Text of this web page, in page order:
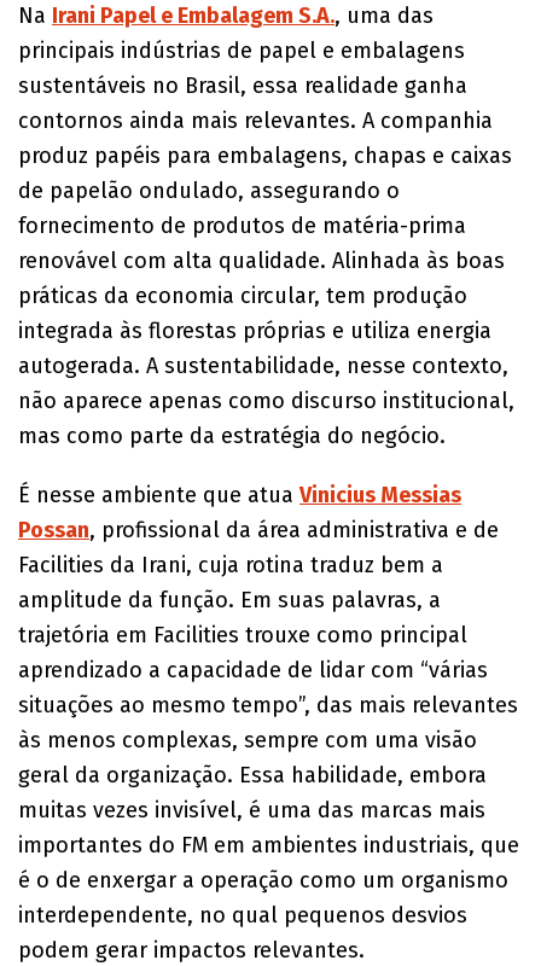
Na Irani Papel e Embalagem S.A., uma das
principais indústrias de papel e embalagens
sustentáveis no Brasil, essa realidade ganha
contornos ainda mais relevantes. A companhia
produz papéis para embalagens, chapas e caixas
de papelão ondulado, assegurando o
fornecimento de produtos de matéria-prima
renovável com alta qualidade. Alinhada às boas
práticas da economia circular, tem produção
integrada às florestas próprias e utiliza energia
autogerada. A sustentabilidade, nesse contexto,
não aparece apenas como discurso institucional,
mas como parte da estratégia do negócio.
É nesse ambiente que atua Vinicius Messias
Possan, profissional da área administrativa e de
Facilities da Irani, cuja rotina traduz bem a
amplitude da função. Em suas palavras, a
trajetória em Facilities trouxe como principal
aprendizado a capacidade de lidar com “várias
situações ao mesmo tempo”, das mais relevantes
às menos complexas, sempre com uma visão
geral da organização. Essa habilidade, embora
muitas vezes invisível, é uma das marcas mais
importantes do FM em ambientes industriais, que
é o de enxergar a operação como um organismo
interdependente, no qual pequenos desvios
podem gerar impactos relevantes.